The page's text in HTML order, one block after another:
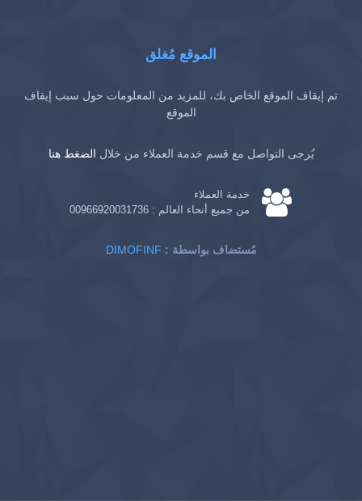
الموقع مُغلق
تم إيقاف الموقع الخاص بك، للمزيد من المعلومات حول سبب إيقاف
الموقع
يُرجى التواصل مع قسم خدمة العملاء من خلال الضغط هنا
خدمة العملاء
من جميع أنحاء العالم : 00966920031736
DIMOFINF : مُستضاف بواسطة